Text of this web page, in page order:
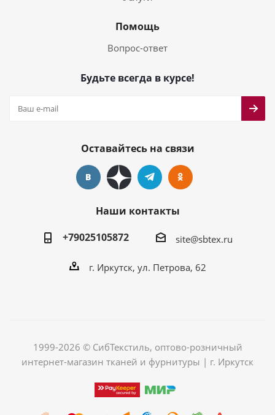
Помощь
Вопрос-ответ
Будьте всегда в курсе!
Оставайтесь на связи
Наши контакты
+79025105872
site@sbtex.ru
г. Иркутск, ул. Петрова, 62
1999-2026 © СибТекстиль, оптово-розничный
интернет-магазин тканей и фурнитуры | г. Иркутск